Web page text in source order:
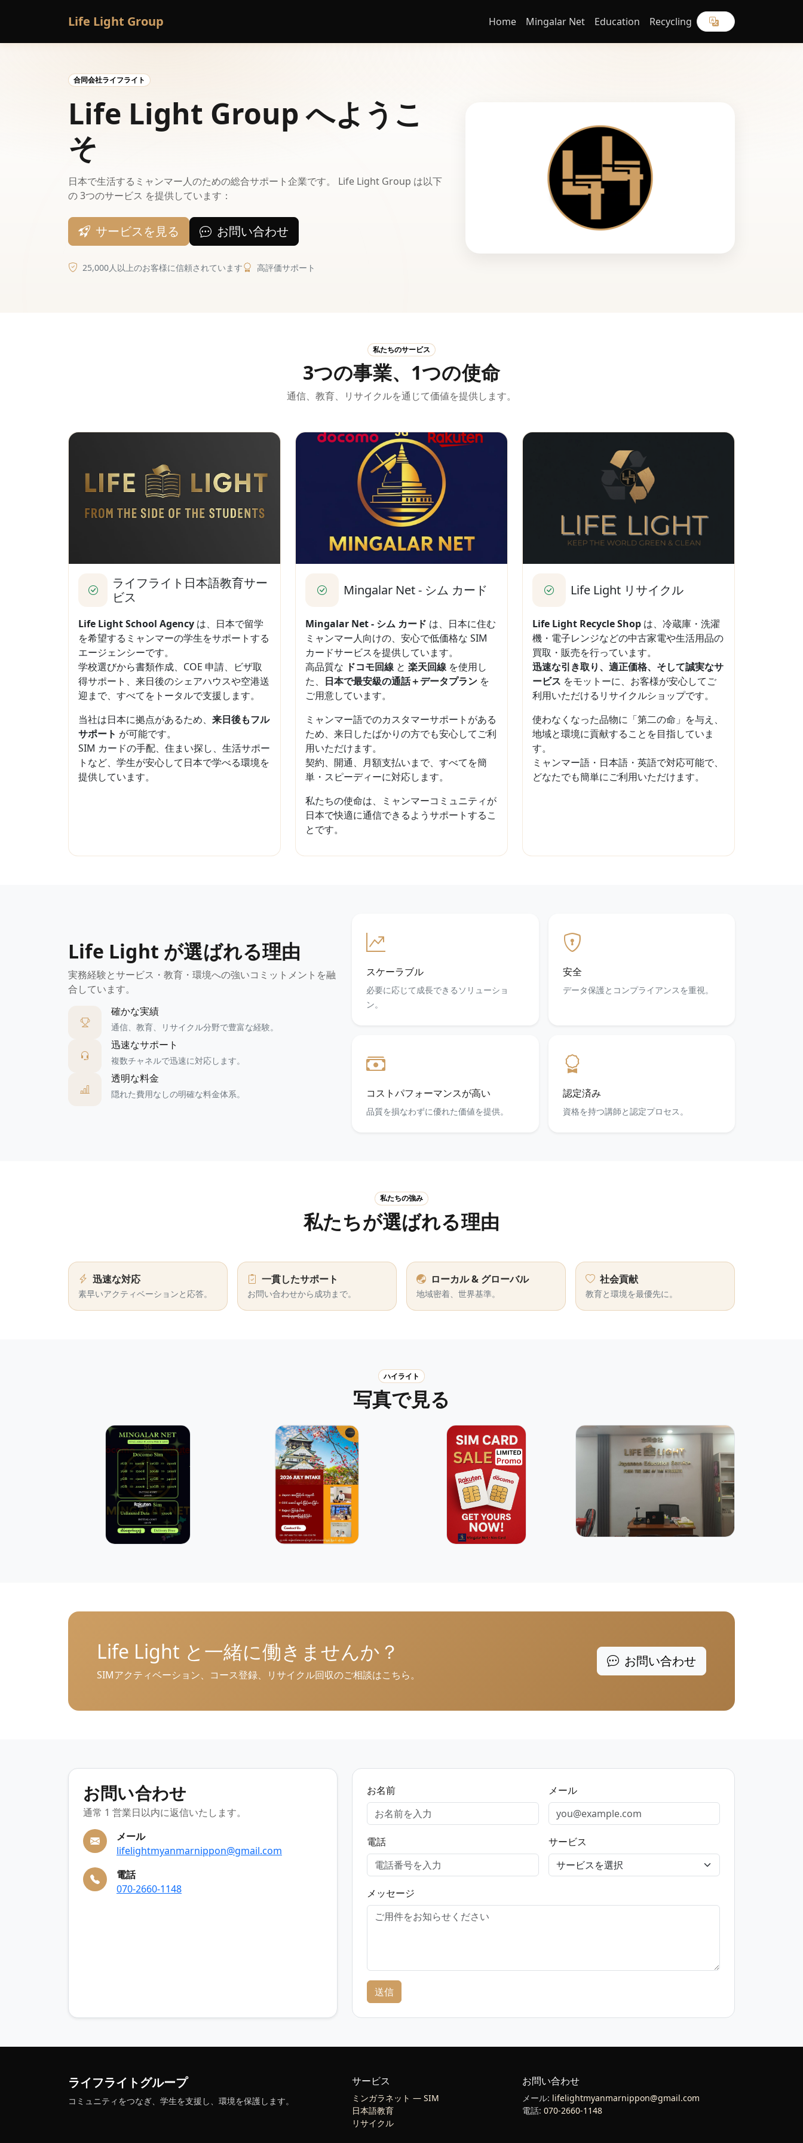
Life Light Group Home Mingalar Net Education Recycling
合同会社ライフライト
Life Light Group へようこ
そ
日本で生活するミャンマー人のための総合サポート企業です。 Life Light Group は以下
の 3つのサービス を提供しています：
サービスを見る お問い合わせ
25,000人以上のお客様に信頼されています 高評価サポート
私たちのサービス
3つの事業、1つの使命
通信、教育、リサイクルを通じて価値を提供します。
ライフライト日本語教育サー
ビス
Life Light School Agency は、日本で留学
を希望するミャンマーの学生をサポートする
エージェンシーです。
学校選びから書類作成、COE 申請、ビザ取
得サポート、来日後のシェアハウスや空港送
迎まで、すべてをトータルで支援します。
当社は日本に拠点があるため、 来日後もフル
サポート が可能です。
SIM カードの手配、住まい探し、生活サポー
トなど、学生が安心して日本で学べる環境を
提供しています。
Mingalar Net - シム カード
Mingalar Net - シム カード は、日本に住む
ミャンマー人向けの、安心で低価格な SIM
カードサービスを提供しています。
高品質な ドコモ回線 と 楽天回線 を使用し
た、 日本で最安級の通話＋データプラン を
ご用意しています。
ミャンマー語でのカスタマーサポートがある
ため、来日したばかりの方でも安心してご利
用いただけます。
契約、開通、月額支払いまで、すべてを簡
単・スピーディーに対応します。
私たちの使命は、ミャンマーコミュニティが
日本で快適に通信できるようサポートするこ
とです。
Life Light リサイクル
Life Light Recycle Shop は、冷蔵庫・洗濯
機・電子レンジなどの中古家電や生活用品の
買取・販売を行っています。
迅速な引き取り、適正価格、そして誠実なサ
ービス をモットーに、お客様が安心してご
利用いただけるリサイクルショップです。
使わなくなった品物に「第二の命」を与え、
地域と環境に貢献することを目指していま
す。
ミャンマー語・日本語・英語で対応可能で、
どなたでも簡単にご利用いただけます。
Life Light が選ばれる理由
実務経験とサービス・教育・環境への強いコミットメントを融
合しています。
確かな実績
通信、教育、リサイクル分野で豊富な経験。
迅速なサポート
複数チャネルで迅速に対応します。
透明な料金
隠れた費用なしの明確な料金体系。
スケーラブル
必要に応じて成長できるソリューショ
ン。
安全
データ保護とコンプライアンスを重視。
コストパフォーマンスが高い
品質を損なわずに優れた価値を提供。
認定済み
資格を持つ講師と認定プロセス。
私たちの強み
私たちが選ばれる理由
迅速な対応
素早いアクティベーションと応答。
一貫したサポート
お問い合わせから成功まで。
ローカル & グローバル
地域密着、世界基準。
社会貢献
教育と環境を最優先に。
ハイライト
写真で見る
Life Light と一緒に働きませんか？
SIMアクティベーション、コース登録、リサイクル回収のご相談はこちら。
お問い合わせ
お問い合わせ
通常 1 営業日以内に返信いたします。
メール
lifelightmyanmarnippon@gmail.com
電話
070-2660-1148
お名前 メール
電話 サービス
メッセージ
送信
ライフライトグループ
コミュニティをつなぎ、学生を支援し、環境を保護します。
サービス
ミンガラネット — SIM
日本語教育
リサイクル
お問い合わせ
メール: lifelightmyanmarnippon@gmail.com
電話: 070-2660-1148